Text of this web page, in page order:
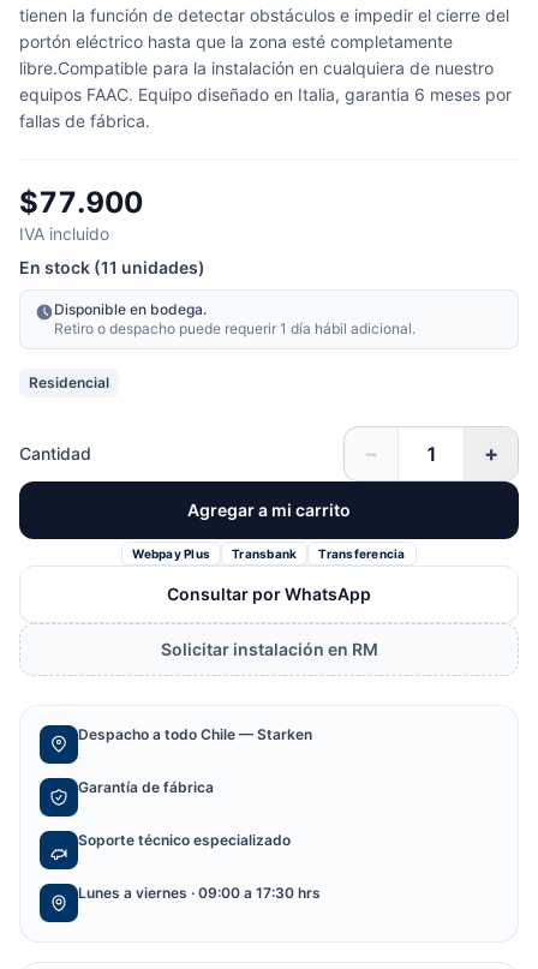
tienen la función de detectar obstáculos e impedir el cierre del
portón eléctrico hasta que la zona esté completamente
libre.Compatible para la instalación en cualquiera de nuestro
equipos FAAC. Equipo diseñado en Italia, garantia 6 meses por
fallas de fábrica.
$77.900
IVA incluido
En stock (11 unidades)
Disponible en bodega.
Retiro o despacho puede requerir 1 día hábil adicional.
Residencial
Cantidad − +
Agregar a mi carrito
Webpay Plus Transbank Transferencia
Consultar por WhatsApp
Solicitar instalación en RM
Despacho a todo Chile — Starken
Garantía de fábrica
Soporte técnico especializado
Lunes a viernes · 09:00 a 17:30 hrs